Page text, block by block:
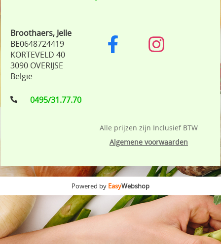
Broothaers, Jelle
BE0648724419
KORTEVELD 40
3090 OVERIJSE
België
0495/31.77.70
Alle prijzen zijn Inclusief BTW
Algemene voorwaarden
Powered by EasyWebshop